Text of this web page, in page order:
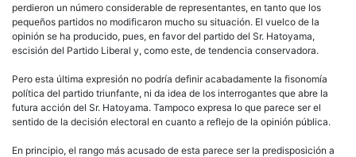
perdieron un número considerable de representantes, en tanto que los
pequeños partidos no modificaron mucho su situación. El vuelco de la
opinión se ha producido, pues, en favor del partido del Sr. Hatoyama,
escisión del Partido Liberal y, como este, de tendencia conservadora.
Pero esta última expresión no podría definir acabadamente la fisonomía
política del partido triunfante, ni da idea de los interrogantes que abre la
futura acción del Sr. Hatoyama. Tampoco expresa lo que parece ser el
sentido de la decisión electoral en cuanto a reflejo de la opinión pública.
En principio, el rango más acusado de esta parece ser la predisposición a